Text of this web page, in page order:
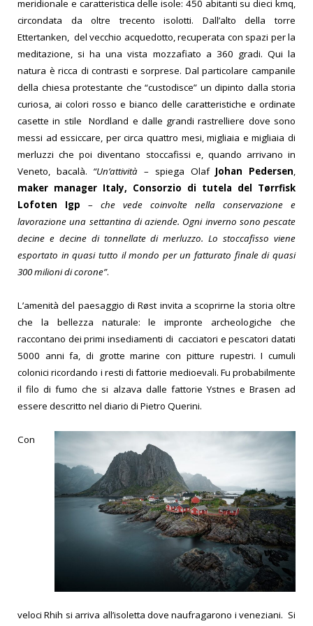
meridionale e caratteristica delle isole: 450 abitanti su dieci kmq,
circondata da oltre trecento isolotti. Dall’alto della torre
Ettertanken, del vecchio acquedotto, recuperata con spazi per la
meditazione, si ha una vista mozzafiato a 360 gradi. Qui la
natura è ricca di contrasti e sorprese. Dal particolare campanile
della chiesa protestante che “custodisce” un dipinto dalla storia
curiosa, ai colori rosso e bianco delle caratteristiche e ordinate
casette in stile Nordland e dalle grandi rastrelliere dove sono
messi ad essiccare, per circa quattro mesi, migliaia e migliaia di
merluzzi che poi diventano stoccafissi e, quando arrivano in
Veneto, bacalà. “Un’attività– spiega Olaf Johan Pedersen,
maker manager Italy, Consorzio di tutela del Tørrfisk
Lofoten Igp – che vede coinvolte nella conservazione e
lavorazione una settantina di aziende. Ogni inverno sono pescate
decine e decine di tonnellate di merluzzo. Lo stoccafisso viene
esportato in quasi tutto il mondo per un fatturato finale di quasi
300 milioni di corone”.
L’amenità del paesaggio di Røst invita a scoprirne la storia oltre
che la bellezza naturale: le impronte archeologiche che
raccontano dei primi insediamenti di cacciatori e pescatori datati
5000 anni fa, di grotte marine con pitture rupestri. I cumuli
colonici ricordando i resti di fattorie medioevali. Fu probabilmente
il filo di fumo che si alzava dalle fattorie Ystnes e Brasen ad
essere descritto nel diario di Pietro Querini.
Con
veloci Rhih si arriva all’isoletta dove naufragarono i veneziani. Si